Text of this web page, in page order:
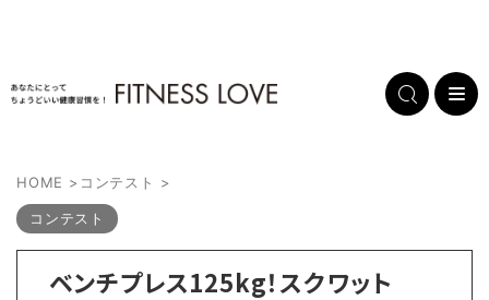
HOME > コンテスト >
コンテスト
ベンチプレス125kg！スクワット